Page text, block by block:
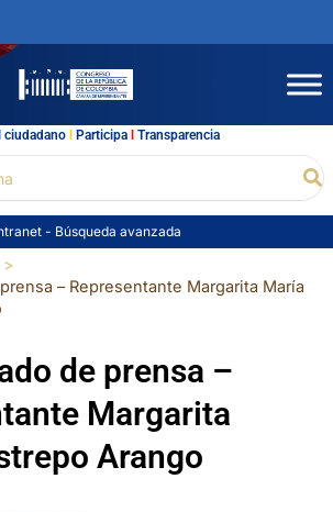
ciudadano l Participal Transparencia
- Búsqueda avanzada
– Representante Margarita María
de prensa –
Margarita
Arango